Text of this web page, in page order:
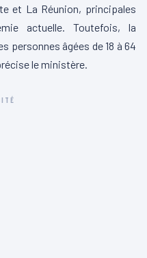
et La Réunion, principales
actuelle. Toutefois, la
personnes âgées de 18 à 64
le ministère.